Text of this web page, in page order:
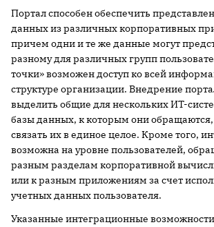
Портал способен обеспечить
данных из различных корпоративных
причем одни и те же данные могут
разному для различных групп
точки» возможен доступ ко всей
структуре организации. Внедрение
выделить общие для нескольких ИТ-
базы данных, к которым они обращаются,
связать их в единое целое. Кроме того,
возможна на уровне пользователей,
разным разделам корпоративной
или к разным приложениям за счет
учетных данных пользователя.
Указанные интеграционные